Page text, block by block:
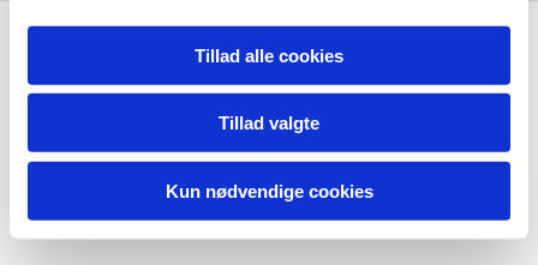
Tillad alle cookies
Tillad valgte
Kun nødvendige cookies